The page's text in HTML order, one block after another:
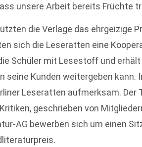
unsere Arbeit bereits Früchte
die Verlage das ehrgeizige
sich die Leseratten eine
Schüler mit Lesestoff und
seine Kunden weitergeben kann.
Leseratten aufmerksam.
geschrieben von
AG bewerben sich um einen